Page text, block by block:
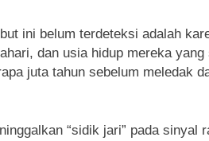
ini belum terdeteksi adalah
dan usia hidup mereka
juta tahun sebelum meledak
“sidik jari” pada sinyal